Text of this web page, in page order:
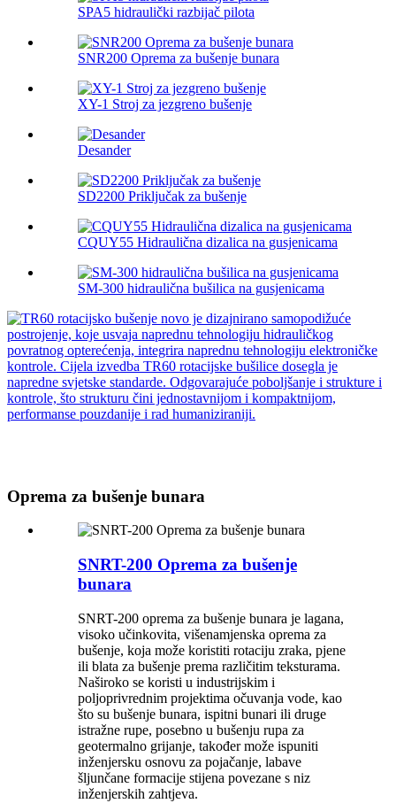
SPA5 hidraulički razbijač pilota
SNR200 Oprema za bušenje bunara
XY-1 Stroj za jezgreno bušenje
Desander
SD2200 Priključak za bušenje
CQUY55 Hidraulična dizalica na gusjenicama
SM-300 hidraulična bušilica na gusjenicama
Oprema za bušenje bunara
SNRT-200 Oprema za bušenje
bunara
SNRT-200 oprema za bušenje bunara je lagana,
visoko učinkovita, višenamjenska oprema za
bušenje, koja može koristiti rotaciju zraka, pjene
ili blata za bušenje prema različitim teksturama.
Naširoko se koristi u industrijskim i
poljoprivrednim projektima očuvanja vode, kao
što su bušenje bunara, ispitni bunari ili druge
istražne rupe, posebno u bušenju rupa za
geotermalno grijanje, također može ispuniti
inženjersku osnovu za pojačanje, labave
šljunčane formacije stijena povezane s niz
inženjerskih zahtjeva.